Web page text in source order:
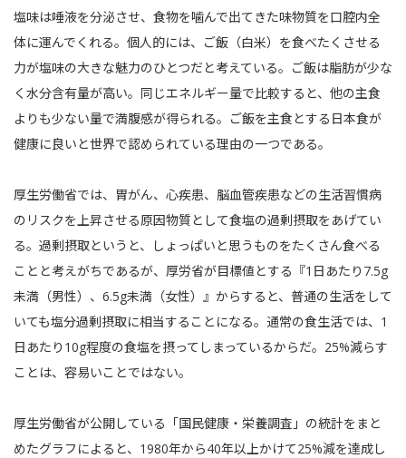
塩味は唾液を分泌させ、食物を噛んで出てきた味物質を口腔内全
体に運んでくれる。個人的には、ご飯（白米）を食べたくさせる
力が塩味の大きな魅力のひとつだと考えている。ご飯は脂肪が少な
く水分含有量が高い。同じエネルギー量で比較すると、他の主食
よりも少ない量で満腹感が得られる。ご飯を主食とする日本食が
健康に良いと世界で認められている理由の一つである。
厚生労働省では、胃がん、心疾患、脳血管疾患などの生活習慣病
のリスクを上昇させる原因物質として食塩の過剰摂取をあげてい
る。過剰摂取というと、しょっぱいと思うものをたくさん食べる
ことと考えがちであるが、厚労省が目標値とする『1日あたり7.5g
未満（男性）、6.5g未満（女性）』からすると、普通の生活をして
いても塩分過剰摂取に相当することになる。通常の食生活では、1
日あたり10g程度の食塩を摂ってしまっているからだ。25%減らす
ことは、容易いことではない。
厚生労働省が公開している「国民健康・栄養調査」の統計をまと
めたグラフによると、1980年から40年以上かけて25%減を達成し